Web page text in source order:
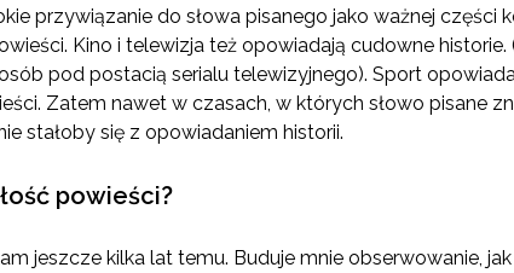
przywiązanie do słowa pisanego jako ważnej części
Kino i telewizja też opowiadają cudowne historie.
pod postacią serialu telewizyjnego). Sport
Zatem nawet w czasach, w których słowo pisane
stałoby się z opowiadaniem historii.
powieści?
jeszcze kilka lat temu. Buduje mnie obserwowanie,